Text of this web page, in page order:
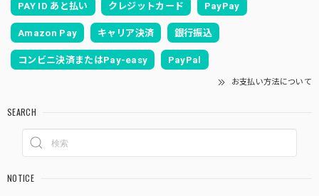
PAY ID あと払い クレジットカード PayPay
Amazon Pay キャリア決済 銀行振込
コンビニ決済またはPay-easy PayPal
お支払い方法について
SEARCH
NOTICE